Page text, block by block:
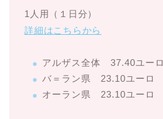
1人用（１日分）
詳細はこちらから
アルザス全体 37.40ユーロ
バ＝ラン県 23.10ユーロ
オーラン県 23.10ユーロ